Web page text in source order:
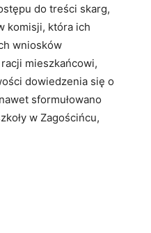
do treści skarg,
komisji, która ich
wniosków
mieszkańcowi,
dowiedzenia się o
sformułowano
w Zagościńcu,